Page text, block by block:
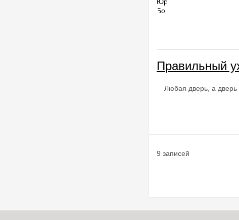
Правильный
Любая дверь, а дверь
9 записей